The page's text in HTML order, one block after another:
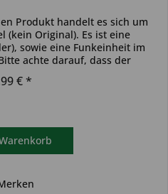
Produkt handelt es sich um
(kein Original). Es ist eine
sowie eine Funkeinheit im
achte darauf, dass der
€ *